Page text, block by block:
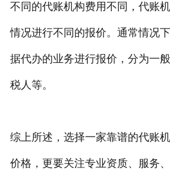
不同的代账机构费用不同，代账
情况进行不同的报价。通常情况
据代办的业务进行报价，分为一
税人等。
综上所述，选择一家靠谱的代账
价格，更要关注专业资质、服务